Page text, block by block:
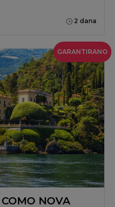
2 dana
GARANTIRANO
NOVA